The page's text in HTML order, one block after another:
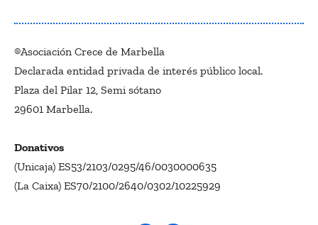
®Asociación Crece de Marbella
Declarada entidad privada de interés público local.
Plaza del Pilar 12, Semi sótano
29601 Marbella.
Donativos
(Unicaja) ES53/2103/0295/46/0030000635
(La Caixa) ES70/2100/2640/0302/10225929